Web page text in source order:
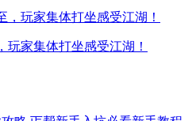
玩家集体打坐感受江湖！